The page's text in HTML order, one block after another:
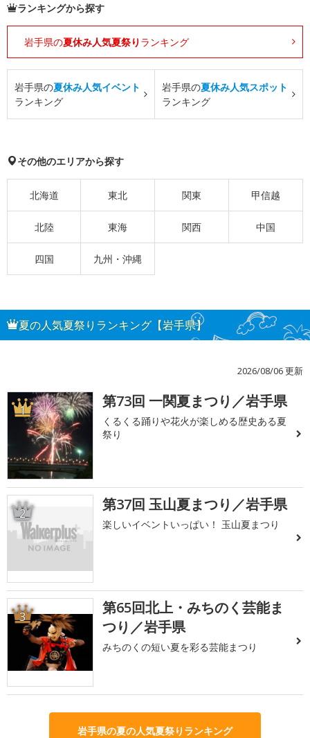
ランキングから探す
岩手県の夏休み人気夏祭り ランキング
岩手県の夏休み人気イベント
ランキング
岩手県の夏休み人気スポット
ランキング
その他のエリアから探す
北海道 東北 関東 甲信越
北陸 東海 関西 中国
四国 九州・沖縄
夏の人気夏祭りランキング【岩手県】
2026/08/06 更新
1 第73回 一関夏まつり／岩手県
くるくる踊りや花火が楽しめる歴史ある夏
祭り
2 第37回 玉山夏まつり／岩手県
楽しいイベントいっぱい！ 玉山夏まつり
3
第65回北上・みちのく芸能ま
つり／岩手県
みちのくの短い夏を彩る芸能まつり
岩手県の夏の人気夏祭りランキング